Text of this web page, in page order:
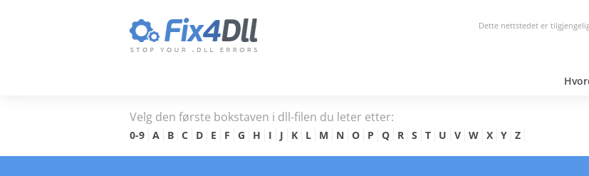
Dette nettstedet er
Velg den første bokstaven i dll-filen du leter etter:
0-9 A B C D E F G H I J K L M N O P Q R S T U V W X Y Z